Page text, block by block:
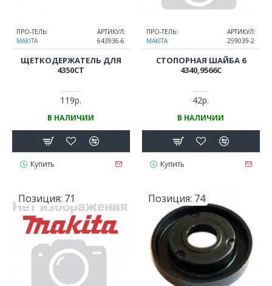
ПРО-ТЕЛЬ:
MAKITA
АРТИКУЛ:
643936-6
ЩЕТКОДЕРЖАТЕЛЬ ДЛЯ
4350CT
119р.
В НАЛИЧИИ
Купить
ПРО-ТЕЛЬ:
MAKITA
АРТИКУЛ:
259039-2
СТОПОРНАЯ ШАЙБА 6
4340,9566C
42р.
В НАЛИЧИИ
Купить
Позиция: 71 Позиция: 74